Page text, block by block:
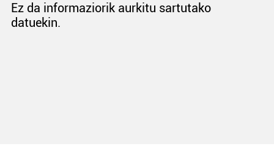
Ez da informaziorik aurkitu sartutako
datuekin.